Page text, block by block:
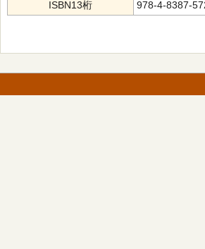
ISBN13桁
978-4-8387-